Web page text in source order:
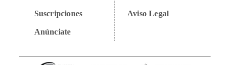
Suscripciones
Anúnciate
Aviso Legal